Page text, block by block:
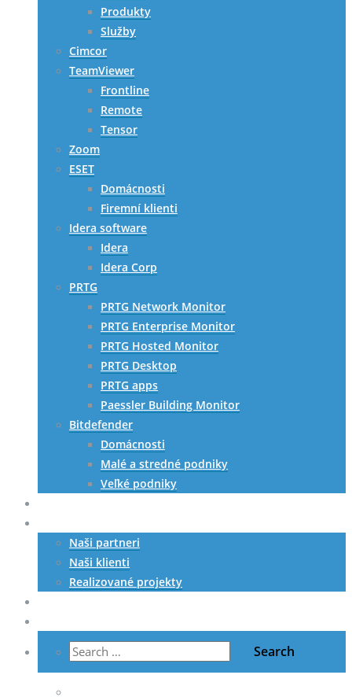
Produkty
Služby
Cimcor
TeamViewer
Frontline
Remote
Tensor
Zoom
ESET
Domácnosti
Firemní klienti
Idera software
Idera
Idera Corp
PRTG
PRTG Network Monitor
PRTG Enterprise Monitor
PRTG Hosted Monitor
PRTG Desktop
PRTG apps
Paessler Building Monitor
Bitdefender
Domácnosti
Malé a stredné podniky
Veľké podniky
Naši partneri
Naši klienti
Realizované projekty